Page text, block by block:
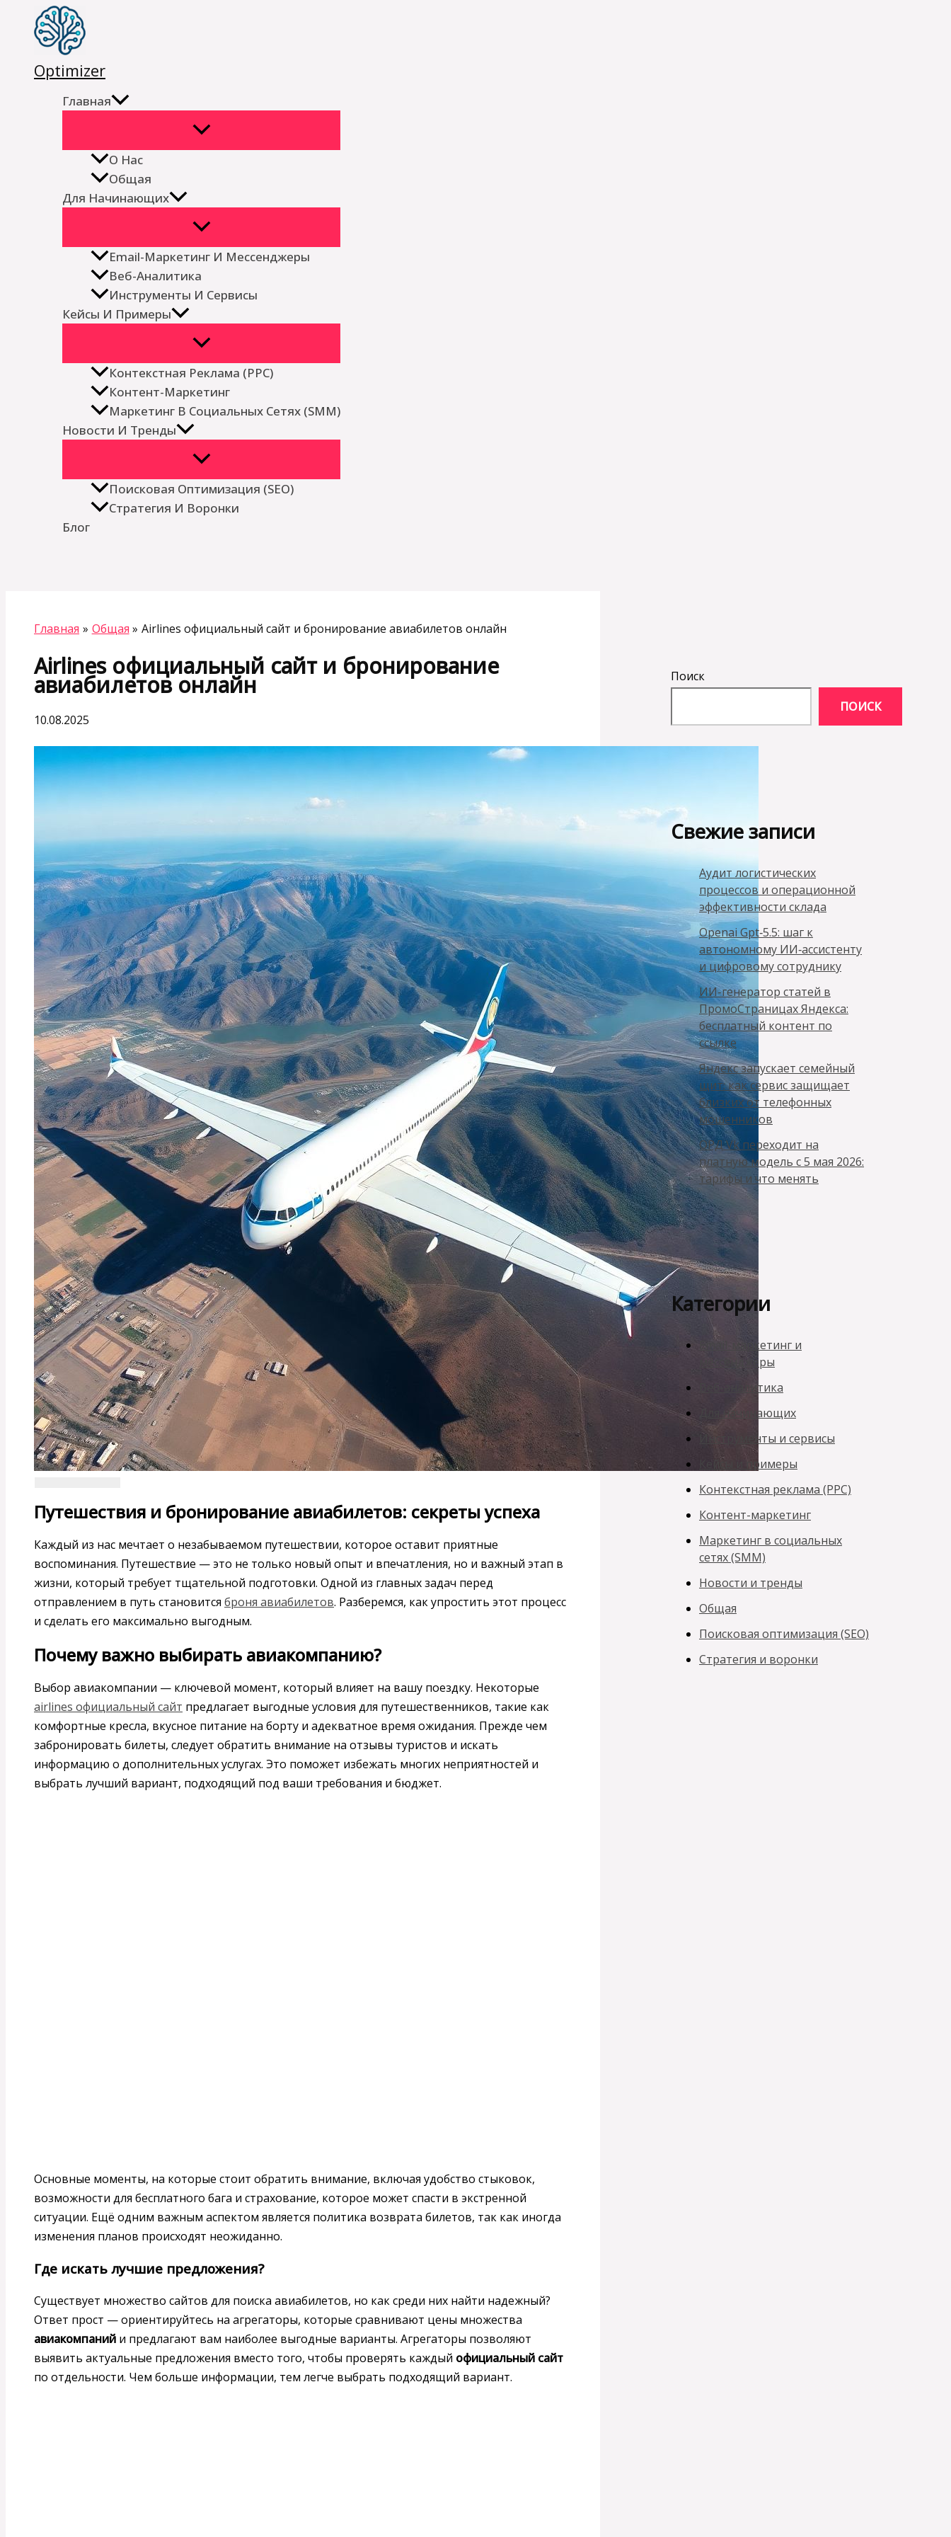
Перейти
содержимому
Optimizer
Главная
О Нас
Общая
Для Начинающих
Email-Маркетинг И Мессенджеры
Веб-Аналитика
Инструменты И Сервисы
Кейсы И Примеры
Контекстная Реклама (PPC)
Контент-Маркетинг
Маркетинг В Социальных Сетях (SMM)
Новости И Тренды
Поисковая Оптимизация (SEO)
Стратегия И Воронки
Блог
Главная Общая Airlines официальный сайт и бронирование авиабилетов онлайн
Airlines официальный сайт и бронирование
авиабилетов онлайн
10.08.2025
Путешествия и бронирование авиабилетов: секреты успеха
Каждый из нас мечтает о незабываемом путешествии, которое оставит приятные
воспоминания. Путешествие — это не только новый опыт и впечатления, но и важный этап в
жизни, который требует тщательной подготовки. Одной из главных задач перед
отправлением в путь становится броня авиабилетов. Разберемся, как упростить этот процесс
и сделать его максимально выгодным.
Почему важно выбирать авиакомпанию?
Выбор авиакомпании — ключевой момент, который влияет на вашу поездку. Некоторые
airlines официальный сайт предлагает выгодные условия для путешественников, такие как
комфортные кресла, вкусное питание на борту и адекватное время ожидания. Прежде чем
забронировать билеты, следует обратить внимание на отзывы туристов и искать
информацию о дополнительных услугах. Это поможет избежать многих неприятностей и
выбрать лучший вариант, подходящий под ваши требования и бюджет.
Основные моменты, на которые стоит обратить внимание, включая удобство стыковок,
возможности для бесплатного бага и страхование, которое может спасти в экстренной
ситуации. Ещё одним важным аспектом является политика возврата билетов, так как иногда
изменения планов происходят неожиданно.
Где искать лучшие предложения?
Существует множество сайтов для поиска авиабилетов, но как среди них найти надежный?
Ответ прост — ориентируйтесь на агрегаторы, которые сравнивают цены множества
авиакомпаний и предлагают вам наиболее выгодные варианты. Агрегаторы позволяют
выявить актуальные предложения вместо того, чтобы проверять каждый официальный сайт
по отдельности. Чем больше информации, тем легче выбрать подходящий вариант.
Поиск
ПОИСК
Свежие записи
Аудит логистических
процессов и операционной
эффективности склада
Openai Gpt‑5.5: шаг к
автономному ИИ‑ассистенту
и цифровому сотруднику
ИИ-генератор статей в
ПромоСтраницах Яндекса:
бесплатный контент по
ссылке
Яндекс запускает семейный
щит: как сервис защищает
близких от телефонных
мошенников
ОРД Vk переходит на
платную модель с 5 мая 2026:
тарифы и что менять
Категории
Email-маркетинг и
мессенджеры
Веб-аналитика
Для начинающих
Инструменты и сервисы
Кейсы и примеры
Контекстная реклама (PPC)
Контент-маркетинг
Маркетинг в социальных
сетях (SMM)
Новости и тренды
Общая
Поисковая оптимизация (SEO)
Стратегия и воронки